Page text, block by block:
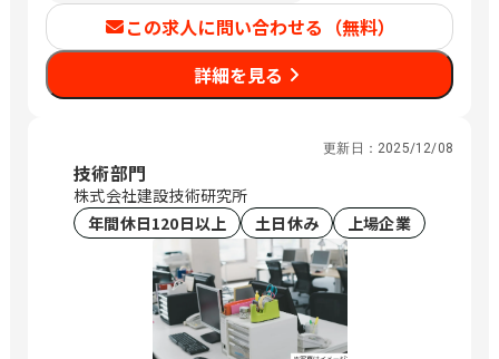
この求人に問い合わせる（無料）
詳細を見る
更新日： 2025/12/08
技術部門
株式会社建設技術研究所
年間休日120日以上
土日休み 上場企業